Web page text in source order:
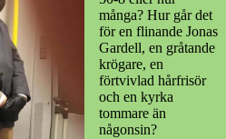
många? Hur går det
för en flinande Jonas
Gardell, en gråtande
krögare, en
förtvivlad hårfrisör
och en kyrka
tommare än
någonsin?